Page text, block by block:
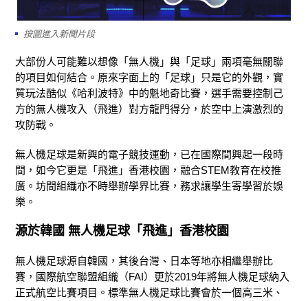
按圖進入新聞片段
大部份人可能難以想像「無人機」與「足球」兩項毫無關聯
的項目如何結合。原來字面上的「足球」只是它的外觀，實
質玩法酷似《哈利波特》中的魁地奇比賽，選手需要控制己
方的無人機攻入（飛進）對方龍門得分，於空中上演激烈的
攻防戰。
無人機足球是新興的電子競技運動，已在國際間興起一段時
間，如今它更是「飛進」香港校園，融合STEM教育在校推
廣。坊間組織亦不時舉辦學界比賽，務求讓學生寄學習於娛
樂。
源於韓國 無人機足球「飛進」香港校園
無人機足球源自韓國，其後台灣、日本等地亦相繼舉辦比
賽，國際航空聯盟組織（FAI）更於2019年將無人機足球納入
正式航空比賽項目。標準無人機足球比賽會於一個高三米、